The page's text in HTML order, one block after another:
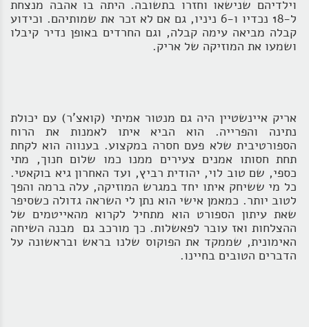
וילדיהם שנישאו וחזרו בתשובה. היתה בו אהבה מנצחת
ל-18 נכדיו ו-6 ניניו, גם אם לא זכר את שמותיהם. וכידוע
קבלה מביאה עימה קבלה, וגם החרדים באופן נדיר קיבלו
ושמעו את המוזיקה של אריק.
אריק איינשטיין היה גם מנטור אמיתי (קואצ'ר) עם יכולת
נתינה והפרייה. הוא הביא איתו לאמנות את הרוח
הספורטיבית שלא פעם חסרה במקצוע. בענווה הוא לקחת
תחת חסותו אמנים צעירים ממנו כמו שלום חנוך, מתי
כספי, שם טוב לוי, יהודית רביץ, ועד האחרון גיא בוקאטי.
כל מי ששיחק איתו יחד במגרש המוזיקה, עלה ברמה והפך
לטוב יותר. כמאמן אישי הוא נתן לי השראה גדולה כשסיפר
שאת עיתון הספורט הוא מתחיל לקרוא מהאייטמים של
ההצלחות ואז עובר לפאשלות. כך מורכב גם מבנה השיחה
האימונית, שממקד את הפוקוס שלנו בראש ובראשונה על
הדברים הטובים בחיינו.